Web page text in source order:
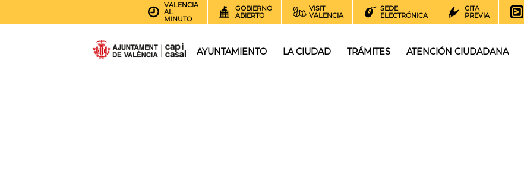
VALENCIA
AL
MINUTO
GOBIERNO
ABIERTO
VISIT
VALENCIA
SEDE
ELECTRÓNICA
CITA
PREVIA
AYUNTAMIENTO LA CIUDAD TRÁMITES ATENCIÓN CIUDADANA